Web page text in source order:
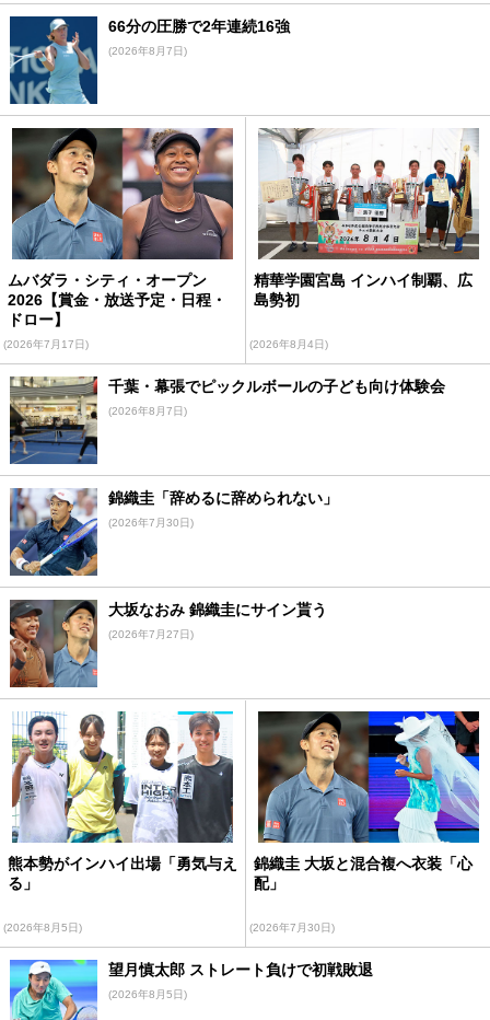
66分の圧勝で2年連続16強
(2026年8月7日)
ムバダラ・シティ・オープン
2026【賞金・放送予定・日程・
ドロー】
(2026年7月17日)
精華学園宮島 インハイ制覇、広
島勢初
(2026年8月4日)
千葉・幕張でピックルボールの子ども向け体験会
(2026年8月7日)
錦織圭「辞めるに辞められない」
(2026年7月30日)
大坂なおみ 錦織圭にサイン貰う
(2026年7月27日)
熊本勢がインハイ出場「勇気与え
る」
(2026年8月5日)
錦織圭 大坂と混合複へ衣装「心
配」
(2026年7月30日)
望月慎太郎 ストレート負けで初戦敗退
(2026年8月5日)